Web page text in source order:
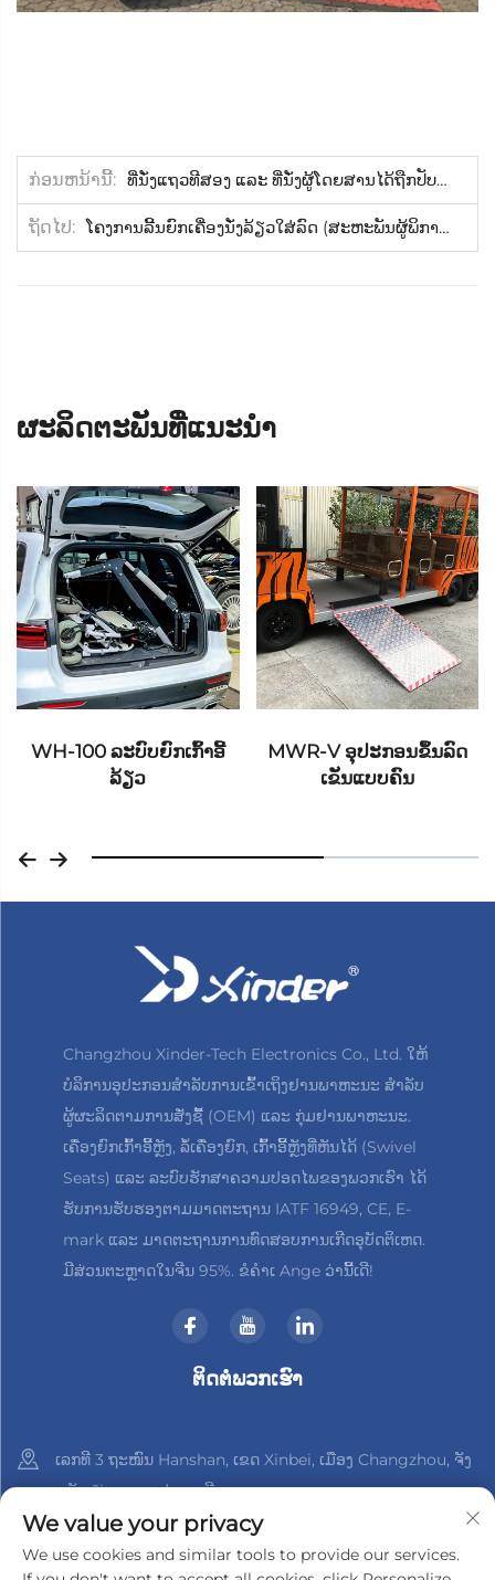
ກ່ອນຫນ້ານີ້ ທີ່ນັ່ງແຖວທີສອງ ແລະ ທີ່ນັ່ງຜູ້ໂດຍສານໄດ້ຖືກປັບປຸງດ້ວຍທີ່ນັ່ງສຳລັບຜູ້ພິການ
ຖັດໄປ ໂຄງການລີ້ນຍົກເຄື່ອງນັ່ງລ້ຽວໃສ່ລົດ (ສະຫະພັນຜູ້ພິການແຫ່ງແຂວງຊີຈູ້ນ)
ຜະລິດຕະພັນທີ່ແນະນຳ
MWR-V ອຸປະກອນຂຶ້ນລົດ
ເຂັນແບບຄົນ
ES-F-5/6/7 Series ຂັ້ນໄດ
ຫຼາຍລະດັບ
Changzhou Xinder-Tech Electronics Co., Ltd. ໃຫ້
ບໍລິການອຸປະກອນສຳລັບການເຂົ້າເຖິງຢານພາຫະນະ ສຳລັບ
ຜູ້ຜະລິດຕາມການສັ່ງຊື້ (OEM) ແລະ ກຸ່ມຢານພາຫະນະ.
ເຄື່ອງຍົກເກົ້າອີ້ຫຼັງ, ລໍ້ເຄື່ອງຍົກ, ເກົ້າອີ້ຫຼັງທີ່ຫັນໄດ້ (Swivel
Seats) ແລະ ລະບົບຮັກສາຄວາມປອດໄພຂອງພວກເຮົາ ໄດ້
ຮັບການຮັບຮອງຕາມມາດຕະຖານ IATF 16949, CE, E-
mark ແລະ ມາດຕະຖານການທົດສອບການເກີດອຸບັດຕິເຫດ.
ມີສ່ວນຕະຫຼາດໃນຈີນ 95%. ຂໍຄຳເ Ange ວ່ານີ້ເດີ!
ຕິດຕໍ່ພວກເຮົາ
ເລກທີ 3 ຖະໜົນ Hanshan, ເຂດ Xinbei, ເມືອງ Changzhou, ຈັງ
ຫວັດ Jiangsu, ປະເທດຈີນ
+86-18961288218
We value your privacy
We use cookies and similar tools to provide our services.